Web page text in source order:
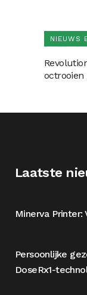
NIEUWS
octrooien
Laatste
Minerva Printer:
Persoonlijke
DoseRx1-